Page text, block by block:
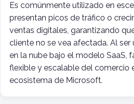
Es comúnmente utilizado en
presentan picos de tráfico o
ventas digitales, garantizando
cliente no se vea afectada. Al ser
en la nube bajo el modelo SaaS,
flexible y escalable del comercio
ecosistema de Microsoft.